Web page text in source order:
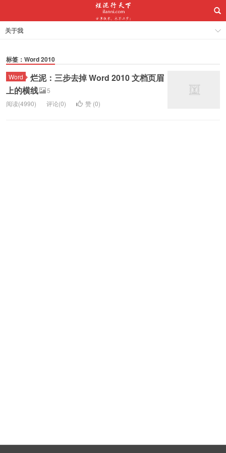
关于我
标签：Word 2010
Word
烂泥：三步去掉 Word 2010 文档页眉
上的横线
5
阅读(4990)
评论(0) 赞 (0)